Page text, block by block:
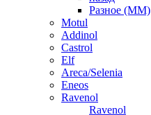
Разное (ММ)
Motul
Addinol
Castrol
Elf
Areca/Selenia
Eneos
Ravenol
Ravenol